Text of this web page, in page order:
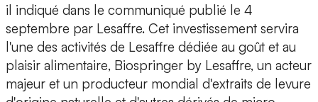
il indiqué dans le communiqué publié le 4
septembre par Lesaffre. Cet investissement servira
l'une des activités de Lesaffre dédiée au goût et au
plaisir alimentaire, Biospringer by Lesaffre, un acteur
majeur et un producteur mondial d'extraits de levure